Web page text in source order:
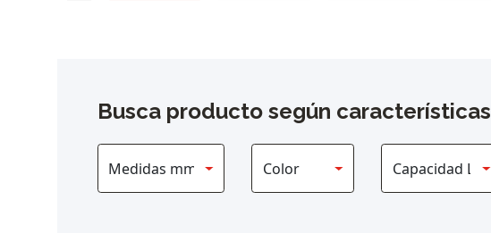
Busca producto según características